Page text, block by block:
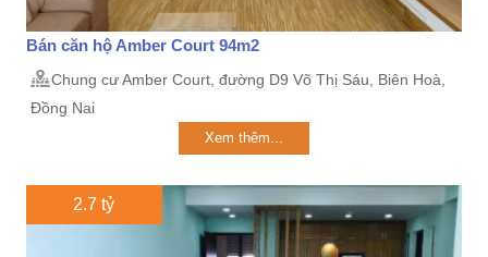
Bán căn hộ Amber Court 94m2
Chung cư Amber Court, đường D9 Võ Thị Sáu, Biên Hoà,
Đồng Nai
Xem thêm...
2.7 tỷ